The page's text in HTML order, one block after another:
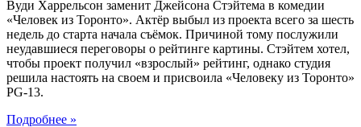
Вуди Харрельсон заменит Джейсона Стэйтема в комедии
«Человек из Торонто». Актёр выбыл из проекта всего за шесть
недель до старта начала съёмок. Причиной тому послужили
неудавшиеся переговоры о рейтинге картины. Стэйтем хотел,
чтобы проект получил «взрослый» рейтинг, однако студия
решила настоять на своем и присвоила «Человеку из Торонто»
PG-13.
Подробнее »